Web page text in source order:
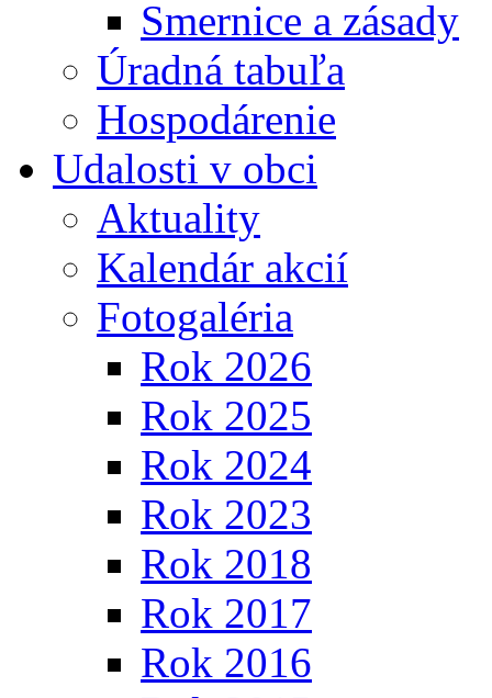
Smernice a zásady
Úradná tabuľa
Hospodárenie
Udalosti v obci
Aktuality
Kalendár akcií
Fotogaléria
Rok 2026
Rok 2025
Rok 2024
Rok 2023
Rok 2018
Rok 2017
Rok 2016